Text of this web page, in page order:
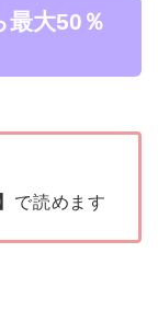
最大50％
で読めます